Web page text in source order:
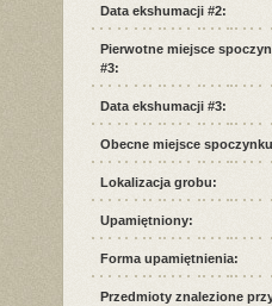
Data ekshumacji #2:
Pierwotne miejsce
#3:
Data ekshumacji #3:
Obecne miejsce
Lokalizacja grobu:
Upamiętniony:
Forma upamiętnienia:
Przedmioty znalezione